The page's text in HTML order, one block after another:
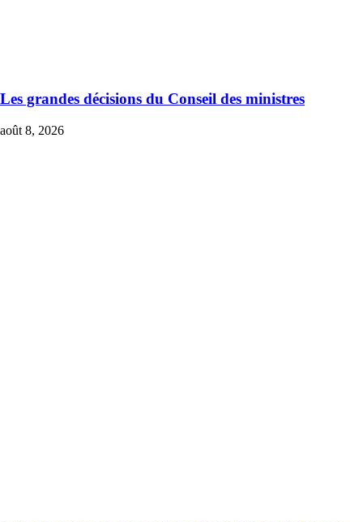
Les grandes décisions du Conseil des ministres
août 8, 2026